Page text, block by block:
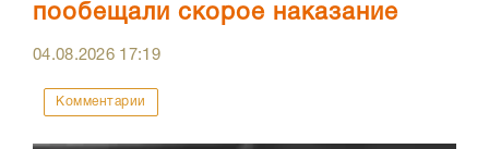
пообещали скорое наказание
04.08.2026 17:19
Комментарии